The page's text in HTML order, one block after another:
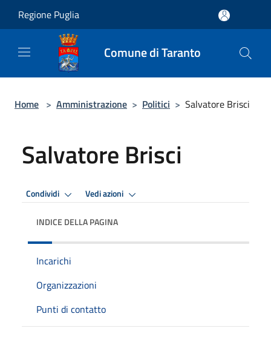
Regione Puglia
Comune di Taranto
Home > Amministrazione > Politici > Salvatore Brisci
Salvatore Brisci
Condividi Vedi azioni
INDICE DELLA PAGINA
Incarichi
Organizzazioni
Punti di contatto